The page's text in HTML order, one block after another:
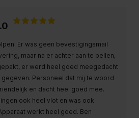
Er was geen bevestigingsmail
maar na er achter aan te bellen,
er werd heel goed meegedacht
Personeel dat mij te woord
en dacht heel goed mee.
ook heel vlot en was ook
werkt heel goed. Ben